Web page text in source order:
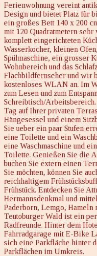
Ferienwohnung vereint
Design und bietet Platz für
ein großes Bett 140 x 200
mit 120 Quadratmetern
komplett eingerichteten
Wasserkocher, kleinen
Spülmaschine, ein grosser
Wohnbereich und das
Flachbildfernseher und wir
kostenloses WLAN an. Im
zum Lesen und zum
Schreibtisch/
Tag auf Ihrer privaten
Hängesessel und einem
Sie ueber ein paar Stufen
eine Toilette und ein
eine Waschmaschine und
Toilette. Genießen Sie die
buchen Sie extern einen
Sie möchten, können Sie
reichhaltigem
Frühstück. Entdecken Sie
Hermannsdenkmal und
Paderborn, Lemgo,
Teutoburger Wald ist ein
Radfreunde. Hinter dem
Fahrradgarage mit E-Bike
sich eine Parkfläche hinter
Parkflächen im Umkreis.